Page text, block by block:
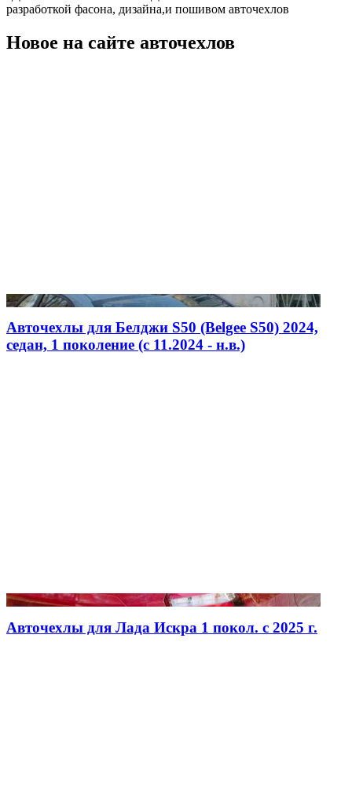
разработкой фасона, дизайна,и пошивом авточехлов
Новое на сайте авточехлов
Авточехлы для Белджи S50 (Belgee S50) 2024,
седан, 1 поколение (c 11.2024 - н.в.)
Авточехлы для Лада Искра 1 покол. с 2025 г.